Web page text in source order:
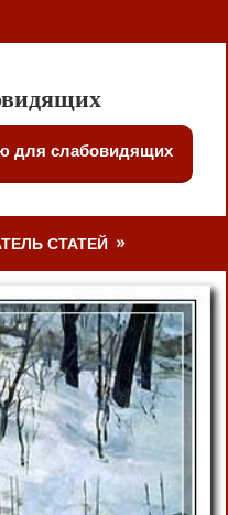
для слабовидящих
СТАТЕЙ